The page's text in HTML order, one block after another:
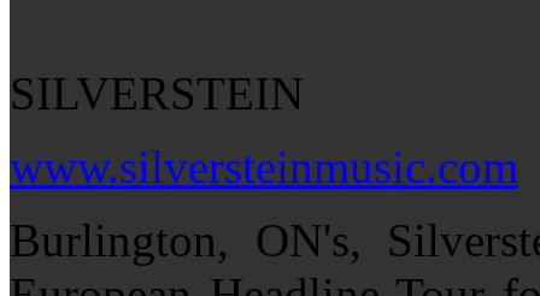
SILVERSTEIN
www.silversteinmusic.com
Burlington, ON's,